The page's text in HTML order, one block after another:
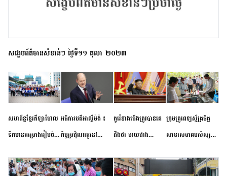
សង្ខេបព័ត៌មានសំខាន់ៗ ថ្ងៃទី១១ តុលា ២០២៣
សហព័ន្ធខ្មែរកីឡាហែល
ទឹកមានគម្រោងរៀបចំ
កម្រិតបឋម ដល់ឧត្តម
អធិការបតីអាល្លឺម៉ង់ ៖
កិច្ចប្រជុំណាតូនៅ
ខាងមុខនឹងបញ្ជូនសញ្ញា
កូរ៉េខាងជើងត្រូវបានគេ
ដឹងថា ចាយជាង
អភិវឌ្ឍន៍នុយក្លេអ៊ែរ
ក្រុមគ្រូពេទ្យស្ម័គ្រចិត្ត
សាខាសមាគមសិស្ស
ខេត្តកំពង់ចាម ចុះពិនិត្យ